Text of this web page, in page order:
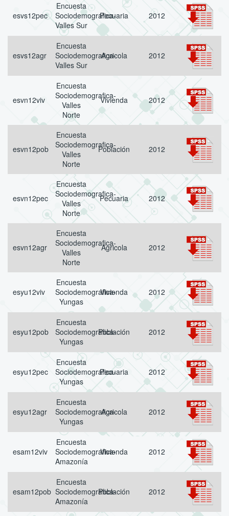
esvs12pec
Encuesta
Sociodemografica-
Valles Sur
Pecuaria 2012
esvs12agr
Encuesta
Sociodemografica-
Valles Sur
Agricola 2012
esvn12viv
Encuesta
Sociodemografica-
Valles
Norte
Vivienda 2012
esvn12pob
Encuesta
Sociodemografica-
Valles
Norte
Población 2012
esvn12pec
Encuesta
Sociodemografica-
Valles
Norte
Pecuaria 2012
esvn12agr
Encuesta
Sociodemografica-
Valles
Norte
Agricola 2012
esyu12viv
Encuesta
Sociodemografica-
Yungas
Vivienda 2012
esyu12pob
Encuesta
Sociodemografica-
Yungas
Población 2012
esyu12pec
Encuesta
Sociodemografica-
Yungas
Pecuaria 2012
esyu12agr
Encuesta
Sociodemografica-
Yungas
Agricola 2012
esam12viv
Encuesta
Sociodemografica-
Amazonía
Vivienda 2012
esam12pob
Encuesta
Sociodemografica-
Amazonía
Población 2012